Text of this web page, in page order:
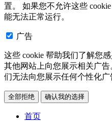
置。 如果您不允许这些
能无法正常运行。
广告
这些 cookie 帮助我们了解您
其他网站上向您展示相关广
们无法向您展示任何个性化广
全部拒绝 确认我的选择
首页